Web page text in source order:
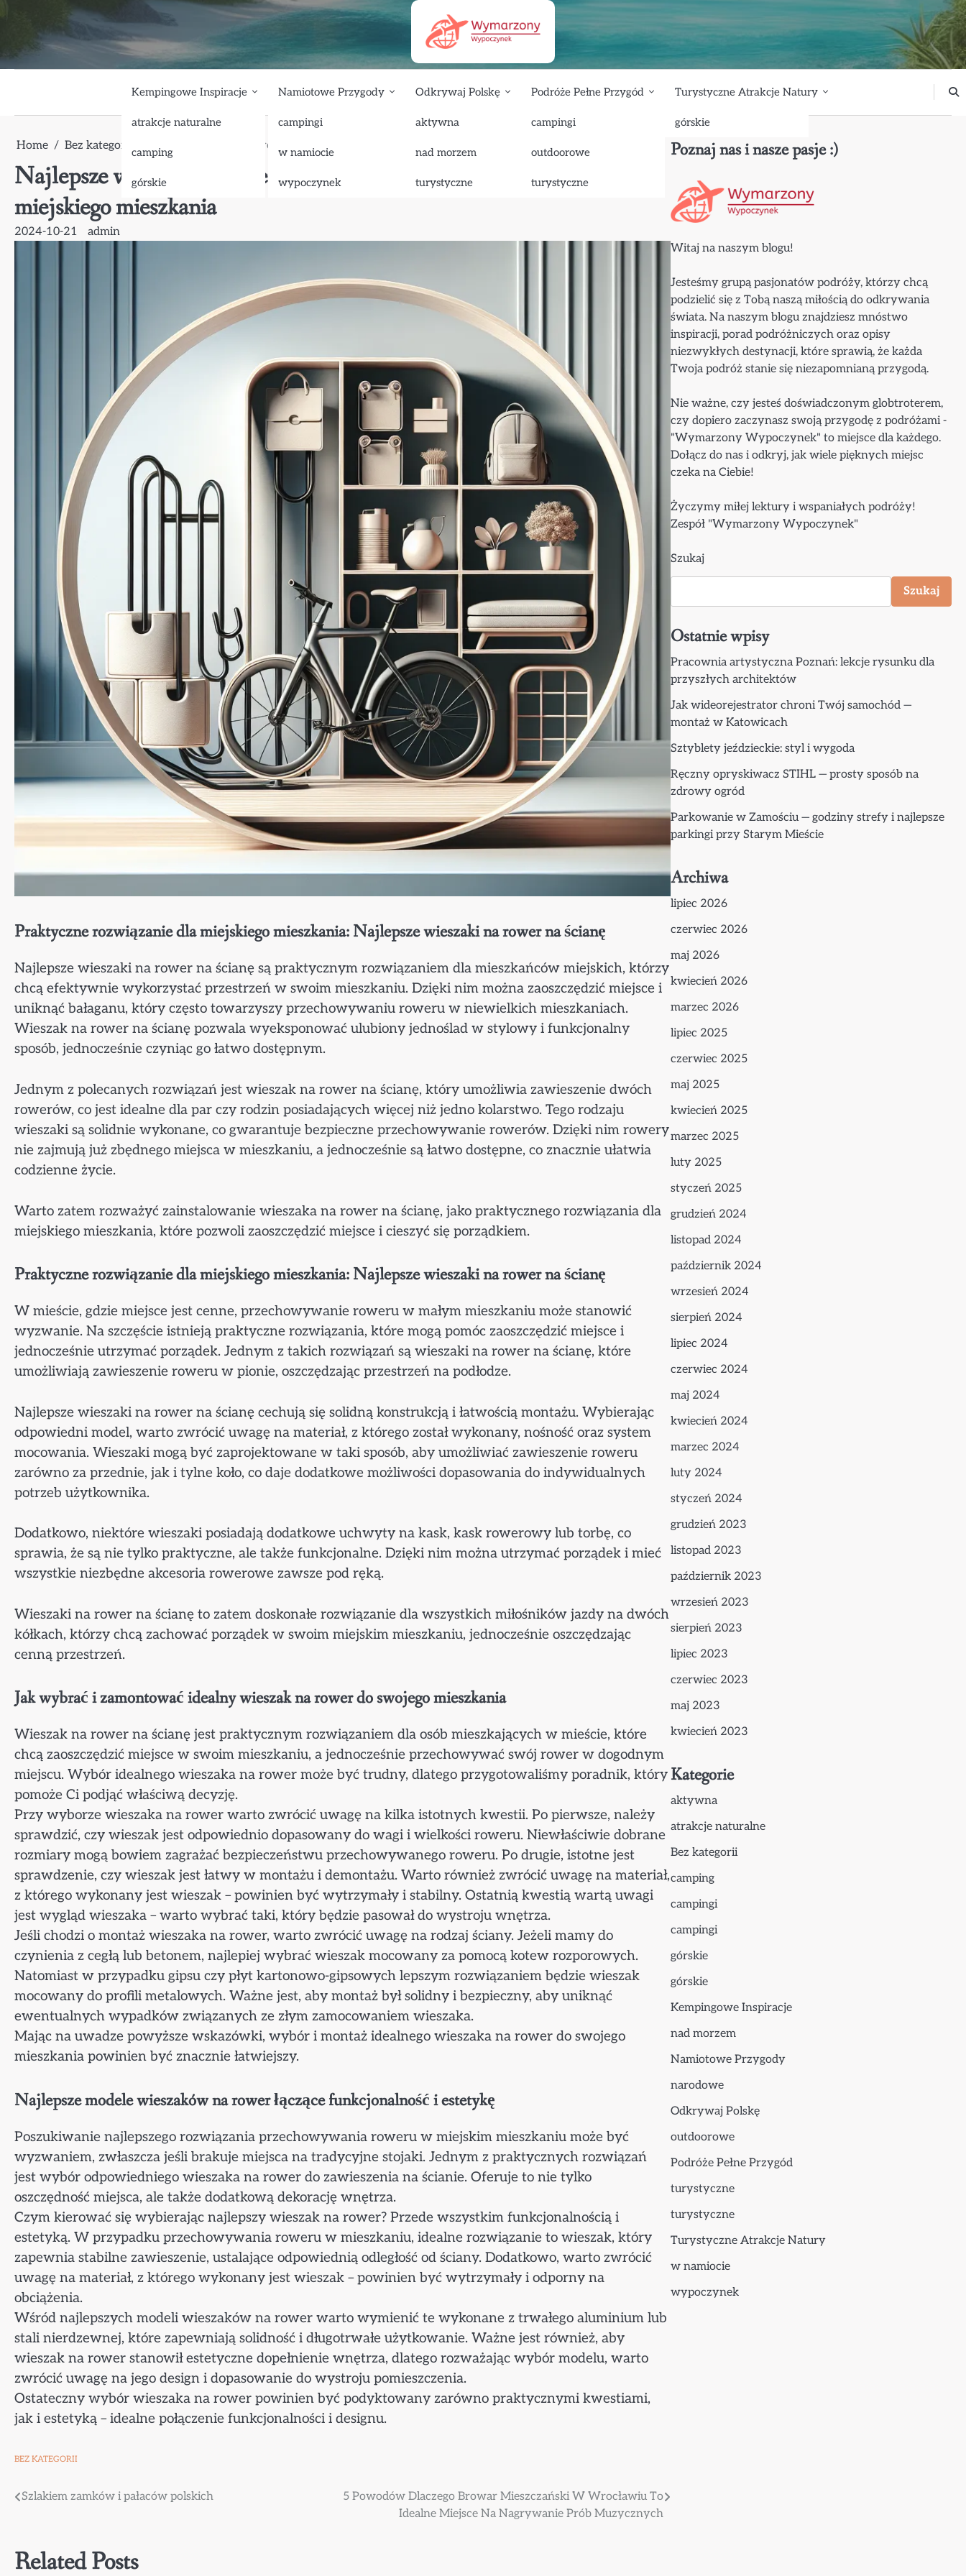
Kempingowe Inspiracje
atrakcje naturalne
camping
górskie
Namiotowe Przygody
campingi
w namiocie
wypoczynek
Odkrywaj Polskę
aktywna
nad morzem
turystyczne
Podróże Pełne Przygód
campingi
outdoorowe
turystyczne
Turystyczne Atrakcje Natury
górskie
Home Bez kategorii Najlepsze wieszaki na rower na ścianę – praktyczne rozwiązanie dla miejskiego mieszkania
Najlepsze wieszaki na rower na ścianę – praktyczne rozwiązanie dla
miejskiego mieszkania
2024-10-21 admin
Praktyczne rozwiązanie dla miejskiego mieszkania: Najlepsze wieszaki na rower na ścianę
Najlepsze wieszaki na rower na ścianę są praktycznym rozwiązaniem dla mieszkańców miejskich, którzy
chcą efektywnie wykorzystać przestrzeń w swoim mieszkaniu. Dzięki nim można zaoszczędzić miejsce i
uniknąć bałaganu, który często towarzyszy przechowywaniu roweru w niewielkich mieszkaniach.
Wieszak na rower na ścianę pozwala wyeksponować ulubiony jednoślad w stylowy i funkcjonalny
sposób, jednocześnie czyniąc go łatwo dostępnym.
Jednym z polecanych rozwiązań jest wieszak na rower na ścianę, który umożliwia zawieszenie dwóch
rowerów, co jest idealne dla par czy rodzin posiadających więcej niż jedno kolarstwo. Tego rodzaju
wieszaki są solidnie wykonane, co gwarantuje bezpieczne przechowywanie rowerów. Dzięki nim rowery
nie zajmują już zbędnego miejsca w mieszkaniu, a jednocześnie są łatwo dostępne, co znacznie ułatwia
codzienne życie.
Warto zatem rozważyć zainstalowanie wieszaka na rower na ścianę, jako praktycznego rozwiązania dla
miejskiego mieszkania, które pozwoli zaoszczędzić miejsce i cieszyć się porządkiem.
Praktyczne rozwiązanie dla miejskiego mieszkania: Najlepsze wieszaki na rower na ścianę
W mieście, gdzie miejsce jest cenne, przechowywanie roweru w małym mieszkaniu może stanowić
wyzwanie. Na szczęście istnieją praktyczne rozwiązania, które mogą pomóc zaoszczędzić miejsce i
jednocześnie utrzymać porządek. Jednym z takich rozwiązań są wieszaki na rower na ścianę, które
umożliwiają zawieszenie roweru w pionie, oszczędzając przestrzeń na podłodze.
Najlepsze wieszaki na rower na ścianę cechują się solidną konstrukcją i łatwością montażu. Wybierając
odpowiedni model, warto zwrócić uwagę na materiał, z którego został wykonany, nośność oraz system
mocowania. Wieszaki mogą być zaprojektowane w taki sposób, aby umożliwiać zawieszenie roweru
zarówno za przednie, jak i tylne koło, co daje dodatkowe możliwości dopasowania do indywidualnych
potrzeb użytkownika.
Dodatkowo, niektóre wieszaki posiadają dodatkowe uchwyty na kask, kask rowerowy lub torbę, co
sprawia, że są nie tylko praktyczne, ale także funkcjonalne. Dzięki nim można utrzymać porządek i mieć
wszystkie niezbędne akcesoria rowerowe zawsze pod ręką.
Wieszaki na rower na ścianę to zatem doskonałe rozwiązanie dla wszystkich miłośników jazdy na dwóch
kółkach, którzy chcą zachować porządek w swoim miejskim mieszkaniu, jednocześnie oszczędzając
cenną przestrzeń.
Jak wybrać i zamontować idealny wieszak na rower do swojego mieszkania
Wieszak na rower na ścianę jest praktycznym rozwiązaniem dla osób mieszkających w mieście, które
chcą zaoszczędzić miejsce w swoim mieszkaniu, a jednocześnie przechowywać swój rower w dogodnym
miejscu. Wybór idealnego wieszaka na rower może być trudny, dlatego przygotowaliśmy poradnik, który
pomoże Ci podjąć właściwą decyzję.
Przy wyborze wieszaka na rower warto zwrócić uwagę na kilka istotnych kwestii. Po pierwsze, należy
sprawdzić, czy wieszak jest odpowiednio dopasowany do wagi i wielkości roweru. Niewłaściwie dobrane
rozmiary mogą bowiem zagrażać bezpieczeństwu przechowywanego roweru. Po drugie, istotne jest
sprawdzenie, czy wieszak jest łatwy w montażu i demontażu. Warto również zwrócić uwagę na materiał,
z którego wykonany jest wieszak – powinien być wytrzymały i stabilny. Ostatnią kwestią wartą uwagi
jest wygląd wieszaka – warto wybrać taki, który będzie pasował do wystroju wnętrza.
Jeśli chodzi o montaż wieszaka na rower, warto zwrócić uwagę na rodzaj ściany. Jeżeli mamy do
czynienia z cegłą lub betonem, najlepiej wybrać wieszak mocowany za pomocą kotew rozporowych.
Natomiast w przypadku gipsu czy płyt kartonowo-gipsowych lepszym rozwiązaniem będzie wieszak
mocowany do profili metalowych. Ważne jest, aby montaż był solidny i bezpieczny, aby uniknąć
ewentualnych wypadków związanych ze złym zamocowaniem wieszaka.
Mając na uwadze powyższe wskazówki, wybór i montaż idealnego wieszaka na rower do swojego
mieszkania powinien być znacznie łatwiejszy.
Najlepsze modele wieszaków na rower łączące funkcjonalność i estetykę
Poszukiwanie najlepszego rozwiązania przechowywania roweru w miejskim mieszkaniu może być
wyzwaniem, zwłaszcza jeśli brakuje miejsca na tradycyjne stojaki. Jednym z praktycznych rozwiązań
jest wybór odpowiedniego wieszaka na rower do zawieszenia na ścianie. Oferuje to nie tylko
oszczędność miejsca, ale także dodatkową dekorację wnętrza.
Czym kierować się wybierając najlepszy wieszak na rower? Przede wszystkim funkcjonalnością i
estetyką. W przypadku przechowywania roweru w mieszkaniu, idealne rozwiązanie to wieszak, który
zapewnia stabilne zawieszenie, ustalające odpowiednią odległość od ściany. Dodatkowo, warto zwrócić
uwagę na materiał, z którego wykonany jest wieszak – powinien być wytrzymały i odporny na
obciążenia.
Wśród najlepszych modeli wieszaków na rower warto wymienić te wykonane z trwałego aluminium lub
stali nierdzewnej, które zapewniają solidność i długotrwałe użytkowanie. Ważne jest również, aby
wieszak na rower stanowił estetyczne dopełnienie wnętrza, dlatego rozważając wybór modelu, warto
zwrócić uwagę na jego design i dopasowanie do wystroju pomieszczenia.
Ostateczny wybór wieszaka na rower powinien być podyktowany zarówno praktycznymi kwestiami,
jak i estetyką – idealne połączenie funkcjonalności i designu.
BEZ KATEGORII
Nawigacja
Szlakiem zamków i pałaców polskich
5 Powodów Dlaczego Browar Mieszczański W Wrocławiu To
Idealne Miejsce Na Nagrywanie Prób Muzycznych
Related Posts
Poznaj nas i nasze pasje :)
Witaj na naszym blogu!
Jesteśmy grupą pasjonatów podróży, którzy chcą
podzielić się z Tobą naszą miłością do odkrywania
świata. Na naszym blogu znajdziesz mnóstwo
inspiracji, porad podróżniczych oraz opisy
niezwykłych destynacji, które sprawią, że każda
Twoja podróż stanie się niezapomnianą przygodą.
Nie ważne, czy jesteś doświadczonym globtroterem,
czy dopiero zaczynasz swoją przygodę z podróżami -
"Wymarzony Wypoczynek" to miejsce dla każdego.
Dołącz do nas i odkryj, jak wiele pięknych miejsc
czeka na Ciebie!
Życzymy miłej lektury i wspaniałych podróży!
Zespół "Wymarzony Wypoczynek"
Szukaj
Szukaj
Ostatnie wpisy
Pracownia artystyczna Poznań: lekcje rysunku dla
przyszłych architektów
Jak wideorejestrator chroni Twój samochód —
montaż w Katowicach
Sztyblety jeździeckie: styl i wygoda
Ręczny opryskiwacz STIHL — prosty sposób na
zdrowy ogród
Parkowanie w Zamościu — godziny strefy i najlepsze
parkingi przy Starym Mieście
Archiwa
lipiec 2026
czerwiec 2026
maj 2026
kwiecień 2026
marzec 2026
lipiec 2025
czerwiec 2025
maj 2025
kwiecień 2025
marzec 2025
luty 2025
styczeń 2025
grudzień 2024
listopad 2024
październik 2024
wrzesień 2024
sierpień 2024
lipiec 2024
czerwiec 2024
maj 2024
kwiecień 2024
marzec 2024
luty 2024
styczeń 2024
grudzień 2023
listopad 2023
październik 2023
wrzesień 2023
sierpień 2023
lipiec 2023
czerwiec 2023
maj 2023
kwiecień 2023
Kategorie
aktywna
atrakcje naturalne
Bez kategorii
camping
campingi
campingi
górskie
górskie
Kempingowe Inspiracje
nad morzem
Namiotowe Przygody
narodowe
Odkrywaj Polskę
outdoorowe
Podróże Pełne Przygód
turystyczne
turystyczne
Turystyczne Atrakcje Natury
w namiocie
wypoczynek